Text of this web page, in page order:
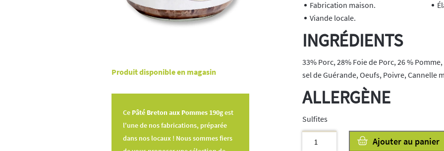
Produit disponible en magasin
Ce Pâté Breton aux Pommes 190gest
l'une de nos fabrications, préparée
dans nos locaux ! Nous sommes fiers
Fabrication maison.
Viande locale.
INGRÉDIENTS
33% Porc, 28% Foie de Porc, 26 %
sel de Guérande, Oeufs, Poivre, Cannelle
ALLERGÈNE
Sulfites
Ajouter au panier